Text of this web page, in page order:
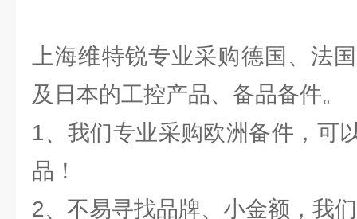
上海维特锐专业采购德国、法
及日本的工控产品、备品备件。
1、我们专业采购欧洲备件，可
品！
2、不易寻找品牌、小金额，我